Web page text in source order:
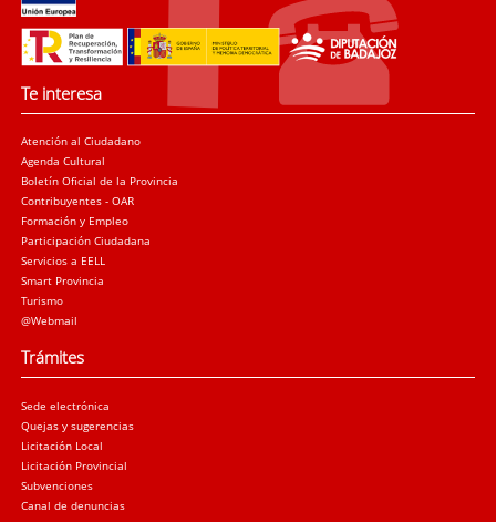
Te interesa
Atención al Ciudadano
Agenda Cultural
Boletín Oficial de la Provincia
Contribuyentes - OAR
Formación y Empleo
Participación Ciudadana
Servicios a EELL
Smart Provincia
Turismo
@Webmail
Trámites
Sede electrónica
Quejas y sugerencias
Licitación Local
Licitación Provincial
Subvenciones
Canal de denuncias